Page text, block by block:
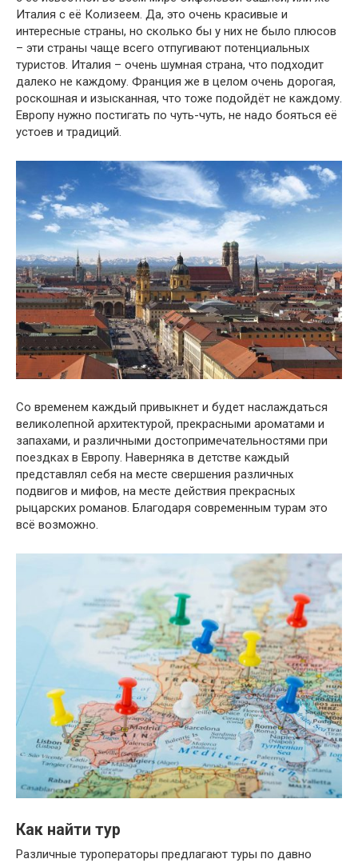
Италия с её Колизеем. Да, это очень красивые и
интересные страны, но сколько бы у них не было плюсов
– эти страны чаще всего отпугивают потенциальных
туристов. Италия – очень шумная страна, что подходит
далеко не каждому. Франция же в целом очень дорогая,
роскошная и изысканная, что тоже подойдёт не каждому.
Европу нужно постигать по чуть-чуть, не надо бояться её
устоев и традиций.
Со временем каждый привыкнет и будет наслаждаться
великолепной архитектурой, прекрасными ароматами и
запахами, и различными достопримечательностями при
поездках в Европу. Наверняка в детстве каждый
представлял себя на месте свершения различных
подвигов и мифов, на месте действия прекрасных
рыцарских романов. Благодаря современным турам это
всё возможно.
Как найти тур
Различные туроператоры предлагают туры по давно